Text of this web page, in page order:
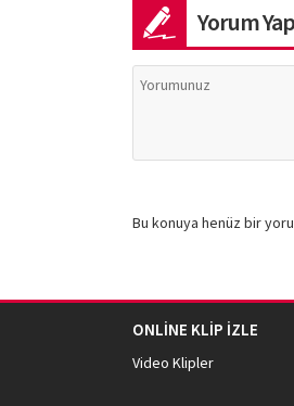
Yorum Yap
Bu konuya henüz bir
ONLİNE KLİP İZLE
Video Klipler